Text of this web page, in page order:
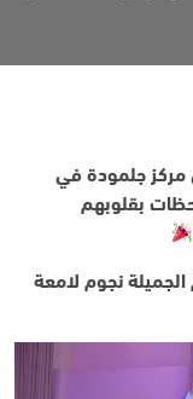
مركز جلمودة في
بقلوبهم
نجوم لامعة